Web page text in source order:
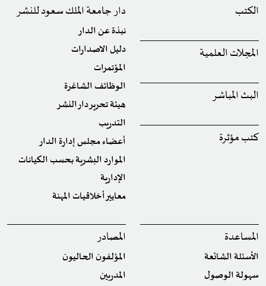
الكتب
المجلات العلمية
البث المباشر
كتب مؤثرة
دار جامعة الملك سعود للنشر
نبذة عن الدار
دليل الاصدارات
المؤتمرات
الوظائف الشاغرة
هيئة تحرير دار النشر
التدريب
أعضاء مجلس إدارة الدار
الموارد البشرية بحسب الكيانات
الإدارية
معايير أخلاقيات المهنة
المساعدة
الأسئلة الشائعة
سهولة الوصول
المصادر
المؤلفون الحاليون
المدربين